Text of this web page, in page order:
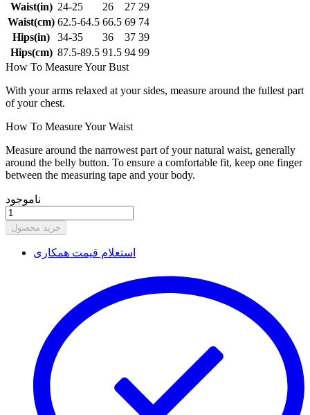
Waist(in) 24-25 26 27 29
Waist(cm) 62.5-64.5 66.5 69 74
Hips(in)
34-35 36 37 39
Hips(cm) 87.5-89.5 91.5 94 99
How To Measure Your Bust
With your arms relaxed at your sides, measure around the fullest part
of your chest.
How To Measure Your Waist
Measure around the narrowest part of your natural waist, generally
around the belly button. To ensure a comfortable fit, keep one finger
between the measuring tape and your body.
ناموجود
خرید محصول
استعلام قیمت همکاری